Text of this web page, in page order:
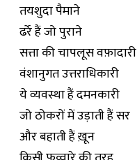
तयशुदा पैमाने
ढर्रे हैं जो पुराने
सत्ता की चापलूस वफ़ादारी
वंशानुगत उत्तराधिकारी
ये व्यवस्था हैं दमनकारी
जो ठोकरों में उड़ाती हैं सर
और बहाती हैं ख़ून